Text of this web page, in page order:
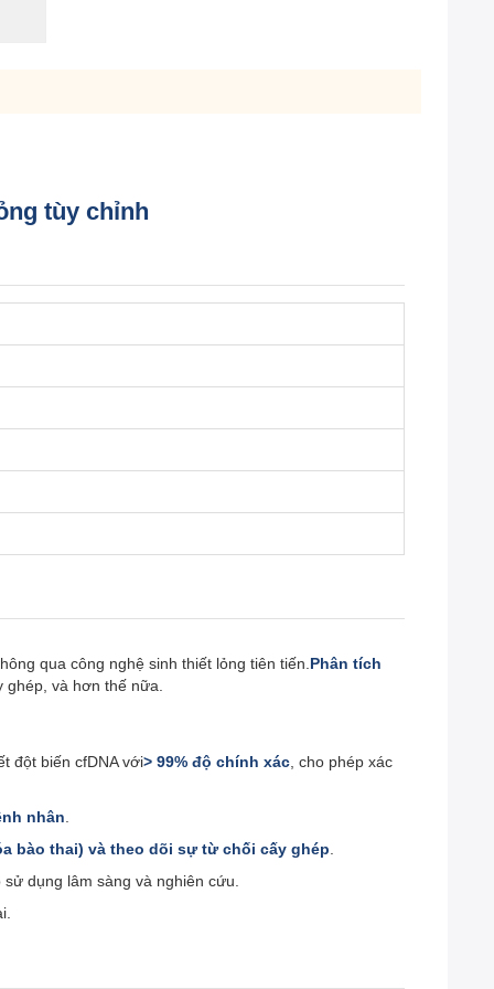
tùy chỉnh
qua công nghệ sinh thiết lỏng tiên tiến.Phân tích
ghép, và hơn thế nữa.
đột biến cfDNA với> 99% độ chính xác, cho phép xác
nhân.
bào thai) và theo dõi sự từ chối cấy ghép.
sử dụng lâm sàng và nghiên cứu.